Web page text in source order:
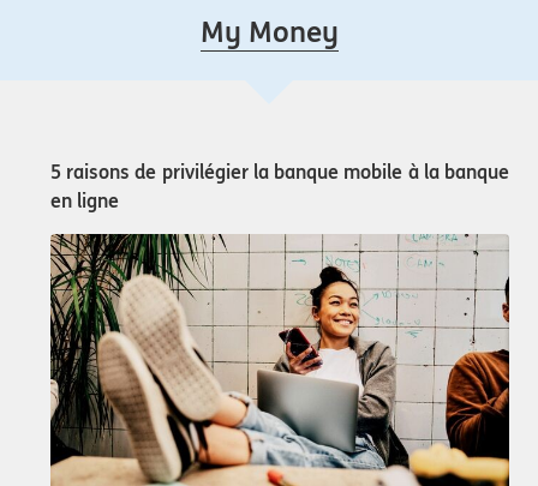
My Money
5 raisons de privilégier la banque mobile à la banque
en ligne